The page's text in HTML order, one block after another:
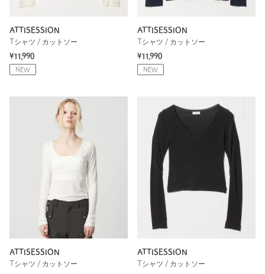
ATTISESSION
Tシャツ / カットソー
¥11,990
NEW
ATTISESSION
Tシャツ / カットソー
¥11,990
NEW
ATTISESSION
Tシャツ / カットソー
ATTISESSION
Tシャツ / カットソー